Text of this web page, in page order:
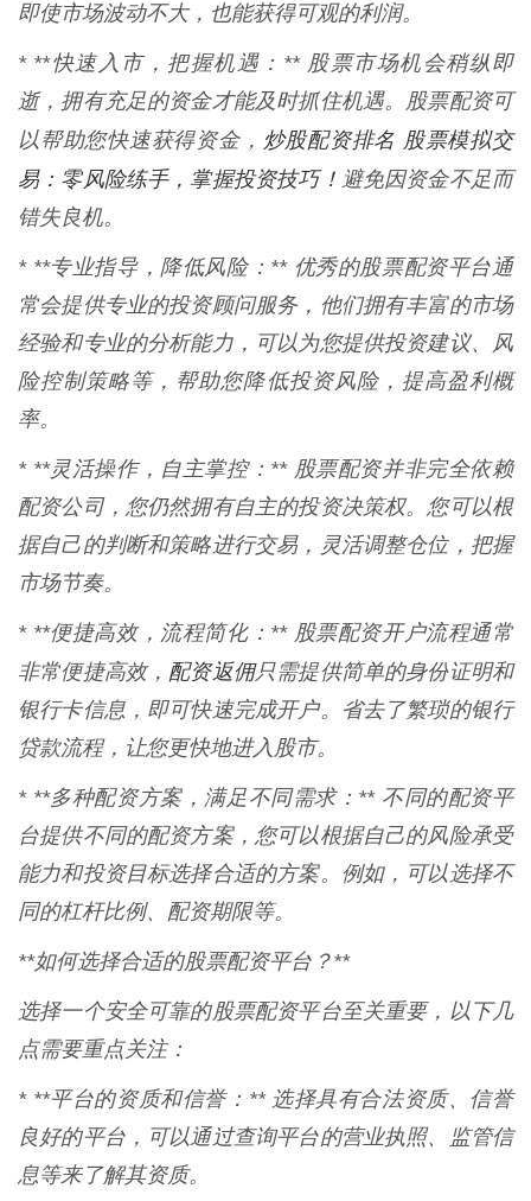
即使市场波动不大，也能获得可观的利润。
* **快速入市，把握机遇：** 股票市场机会稍纵即
逝，拥有充足的资金才能及时抓住机遇。股票配资可
以帮助您快速获得资金， 炒股配资排名 股票模拟交
易：零风险练手，掌握投资技巧！ 避免因资金不足而
错失良机。
* **专业指导，降低风险：** 优秀的股票配资平台通
常会提供专业的投资顾问服务，他们拥有丰富的市场
经验和专业的分析能力，可以为您提供投资建议、风
险控制策略等，帮助您降低投资风险，提高盈利概
率。
* **灵活操作，自主掌控：** 股票配资并非完全依赖
配资公司，您仍然拥有自主的投资决策权。您可以根
据自己的判断和策略进行交易，灵活调整仓位，把握
市场节奏。
* **便捷高效，流程简化：** 股票配资开户流程通常
非常便捷高效， 配资返佣只需提供简单的身份证明和
银行卡信息，即可快速完成开户。省去了繁琐的银行
贷款流程，让您更快地进入股市。
* **多种配资方案，满足不同需求：** 不同的配资平
台提供不同的配资方案，您可以根据自己的风险承受
能力和投资目标选择合适的方案。例如，可以选择不
同的杠杆比例、配资期限等。
**如何选择合适的股票配资平台？**
选择一个安全可靠的股票配资平台至关重要，以下几
点需要重点关注：
* **平台的资质和信誉：** 选择具有合法资质、信誉
良好的平台，可以通过查询平台的营业执照、监管信
息等来了解其资质。